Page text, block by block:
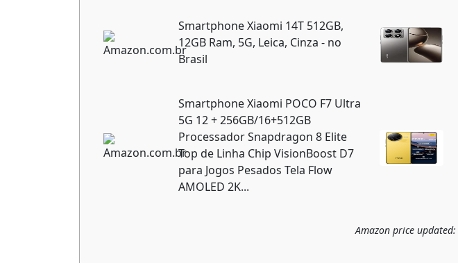
Smartphone Xiaomi 14T 512GB,
12GB Ram, 5G, Leica, Cinza - no
Brasil
Smartphone Xiaomi POCO F7 Ultra
5G 12 + 256GB/16+512GB
Processador Snapdragon 8 Elite
Top de Linha Chip VisionBoost D7
para Jogos Pesados Tela Flow
AMOLED 2K...
Amazon price updated: